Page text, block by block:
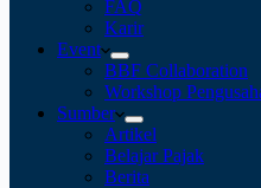
FAQ
Karir
Event
BBF Collaboration
Workshop
Sumber
Artikel
Belajar Pajak
Berita